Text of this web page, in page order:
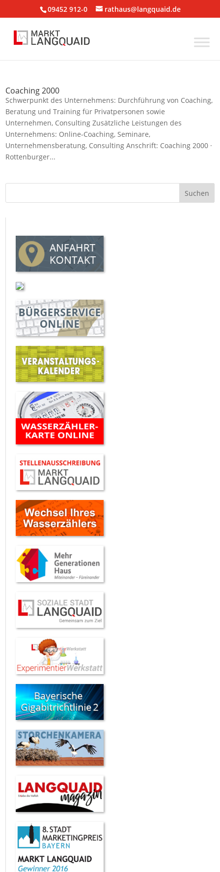
09452 912-0 rathaus@langquaid.de
Coaching 2000
Schwerpunkt des Unternehmens: Durchführung von Coaching,
Beratung und Training für Privatpersonen sowie
Unternehmen, Consulting Zusätzliche Leistungen des
Unternehmens: Online-Coaching, Seminare,
Unternehmensberatung, Consulting Anschrift: Coaching 2000 ·
Rottenburger...